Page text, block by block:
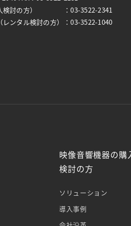
討の方）
：03-3522-2341
ンタル検討の方）
：03-3522-1040
映像⾳響機器の購
検討の⽅
ソリューション
導⼊事例